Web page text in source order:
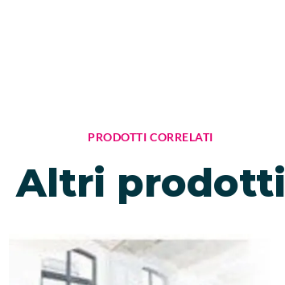
PRODOTTI CORRELATI
Altri prodotti